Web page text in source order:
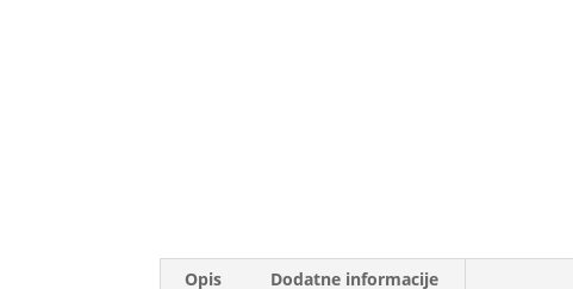
Opis Dodatne informacije